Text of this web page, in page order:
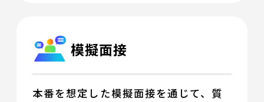
模擬面接
本番を想定した模擬面接を通じて、質